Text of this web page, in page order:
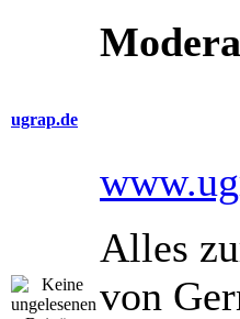
ugrap.de
Alles
von